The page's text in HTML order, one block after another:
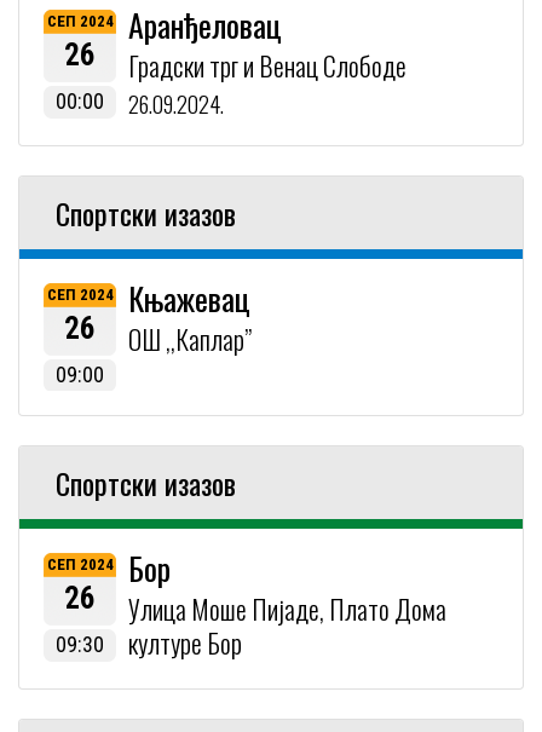
СЕП 2024
26
00:00
Аранђеловац
Градски трг и Венац Слободе
26.09.2024.
Спортски изазов
СЕП 2024
26
09:00
Књажевац
ОШ ,,Каплар”
Спортски изазов
СЕП 2024
26
09:30
Бор
Улица Моше Пијаде, Плато Дома
културе Бор